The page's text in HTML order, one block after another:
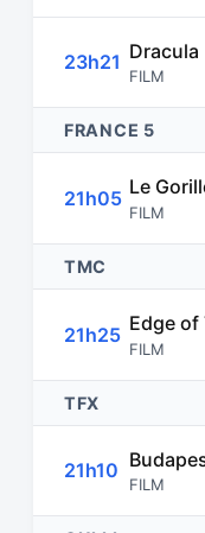
23h21 Dracula
FILM
FRANCE 5
21h05 Le
FILM
TMC
21h25 Edge
FILM
TFX
21h10
FILM